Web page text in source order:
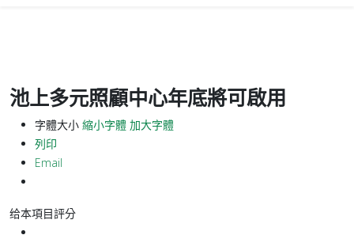
池上多元照顧中心年底將可啟用
字體大小 縮小字體 加大字體
列印
Email
给本項目評分